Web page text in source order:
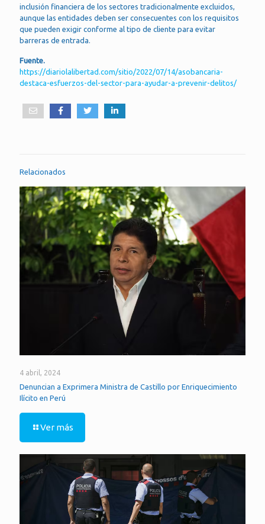
inclusión financiera de los sectores tradicionalmente excluidos,
aunque las entidades deben ser consecuentes con los requisitos
que pueden exigir conforme al tipo de cliente para evitar
barreras de entrada.
Fuente.
https://diariolalibertad.com/sitio/2022/07/14/asobancaria-
destaca-esfuerzos-del-sector-para-ayudar-a-prevenir-delitos/
Relacionados
4 abril, 2024
Denuncian a Exprimera Ministra de Castillo por Enriquecimiento
Ilícito en Perú
Ver más